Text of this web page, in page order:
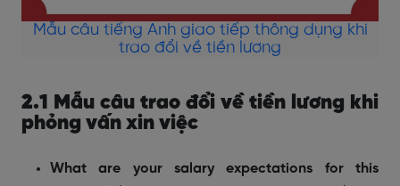
Mẫu câu tiếng Anh giao tiếp thông dụng khi
trao đổi về tiền lương
2.1 Mẫu câu trao đổi về tiền lương khi
phỏng vấn xin việc
What are your salary expectations for this